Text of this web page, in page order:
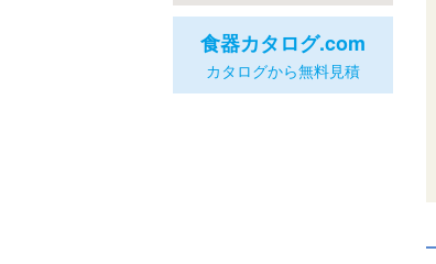
食器カタログ.com
カタログから無料見積